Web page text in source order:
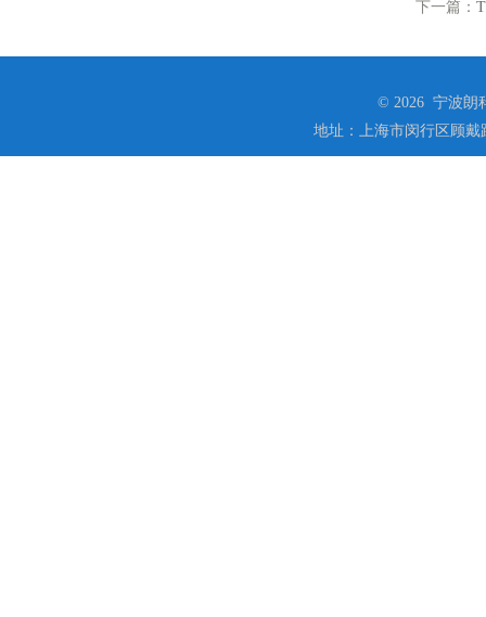
下一篇：
© 2026 宁波朗
地址：上海市闵行区顾